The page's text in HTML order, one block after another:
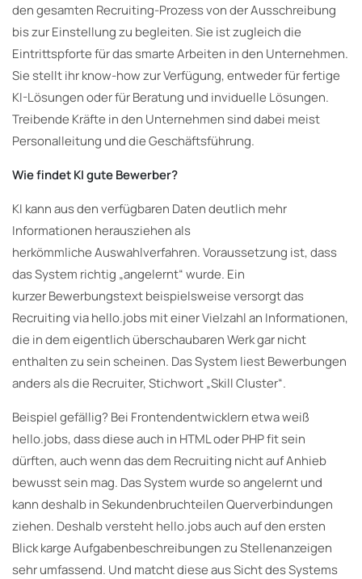
den gesamten Recruiting-Prozess von der Ausschreibung
bis zur Einstellung zu begleiten. Sie ist zugleich die
Eintrittspforte für das smarte Arbeiten in den Unternehmen.
Sie stellt ihr know-how zur Verfügung, entweder für fertige
KI-Lösungen oder für Beratung und inviduelle Lösungen.
Treibende Kräfte in den Unternehmen sind dabei meist
Personalleitung und die Geschäftsführung.
Wie findet KI gute Bewerber?
KI kann aus den verfügbaren Daten deutlich mehr
Informationen herausziehen als
herkömmliche Auswahlverfahren. Voraussetzung ist, dass
das System richtig „angelernt“ wurde. Ein
kurzer Bewerbungstext beispielsweise versorgt das
Recruiting via hello.jobs mit einer Vielzahl an Informationen,
die in dem eigentlich überschaubaren Werk gar nicht
enthalten zu sein scheinen. Das System liest Bewerbungen
anders als die Recruiter, Stichwort „Skill Cluster“.
Beispiel gefällig? Bei Frontendentwicklern etwa weiß
hello.jobs, dass diese auch in HTML oder PHP fit sein
dürften, auch wenn das dem Recruiting nicht auf Anhieb
bewusst sein mag. Das System wurde so angelernt und
kann deshalb in Sekundenbruchteilen Querverbindungen
ziehen. Deshalb versteht hello.jobs auch auf den ersten
Blick karge Aufgabenbeschreibungen zu Stellenanzeigen
sehr umfassend. Und matcht diese aus Sicht des Systems